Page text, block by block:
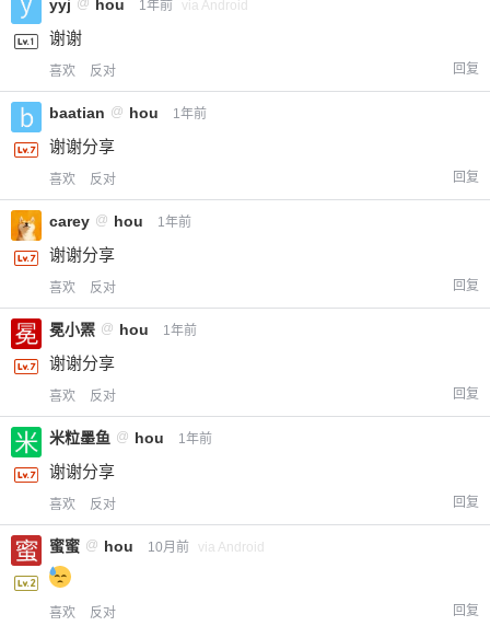
yyj @ hou 1年前 via Android
谢谢
喜欢 反对 回复
baatian @ hou 1年前
谢谢分享
喜欢 反对 回复
carey @ hou 1年前
谢谢分享
喜欢 反对 回复
冕小罴 @ hou 1年前
谢谢分享
喜欢 反对 回复
米粒墨鱼 @ hou 1年前
谢谢分享
喜欢 反对 回复
蜜蜜 @ hou 10月前 via Android
喜欢 反对 回复